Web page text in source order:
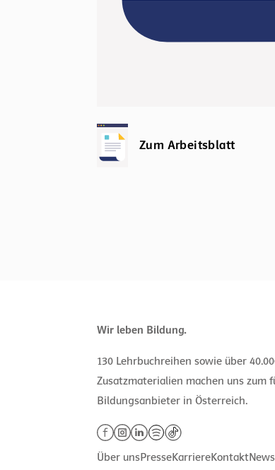
Zum Arbeitsblatt
Wir leben Bildung.
130 Lehrbuchreihen sowie über
Zusatzmaterialien machen uns zum
Bildungsanbieter in Österreich.
Über unsPresseKarriereKontakt